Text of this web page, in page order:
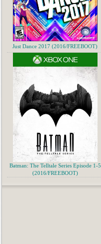
Just Dance 2017 (2016/FREEBOOT)
Batman: The Telltale Series Episode 1-5
(2016/FREEBOOT)